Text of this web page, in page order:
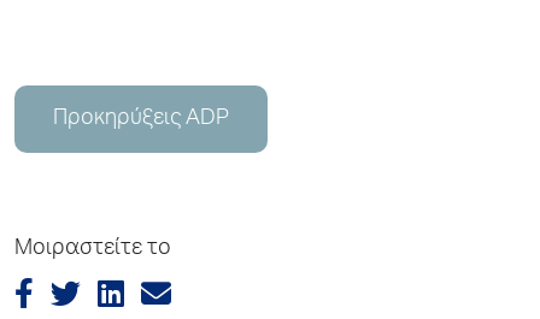
Προκηρύξεις ADP
Μοιραστείτε το